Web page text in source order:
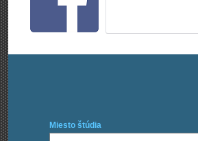
Miesto štúdia